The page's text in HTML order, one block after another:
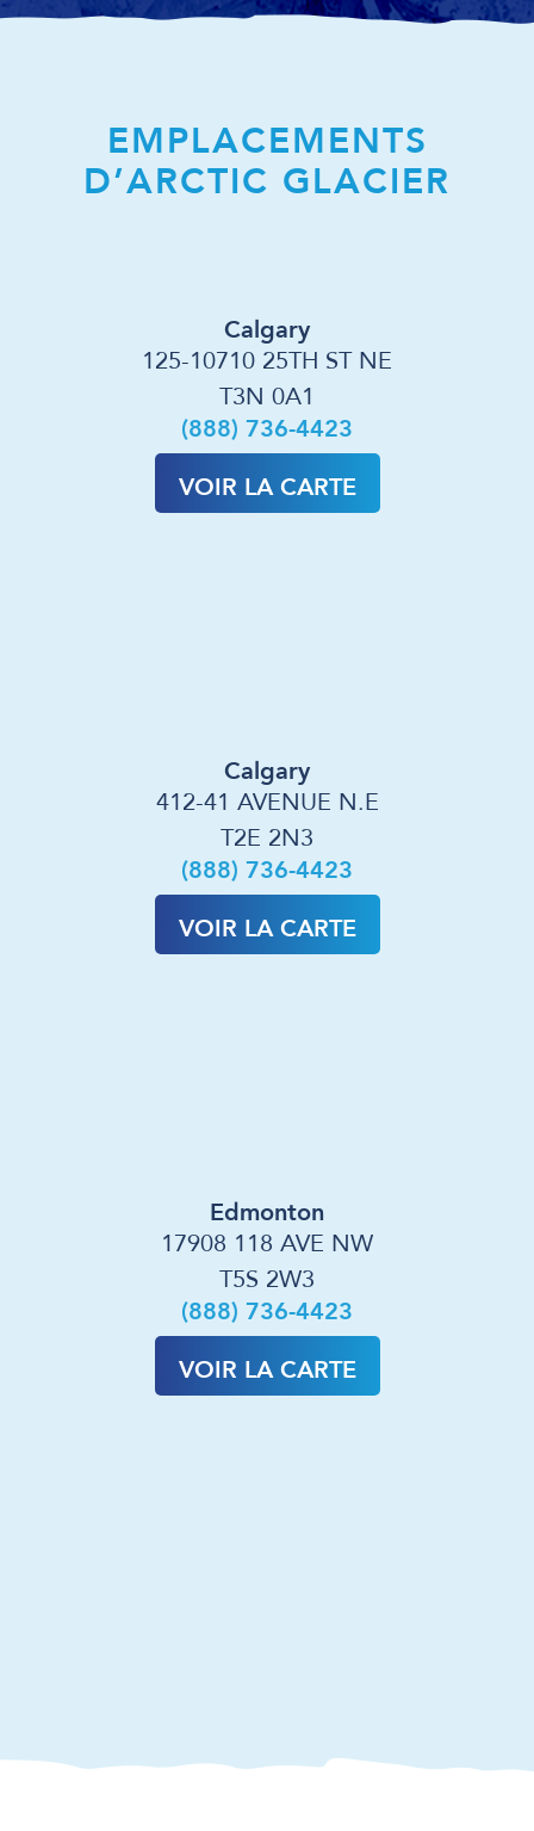
EMPLACEMENTS
D’ARCTIC GLACIER
Calgary
125-10710 25TH ST NE
T3N 0A1
(888) 736-4423
VOIR LA CARTE
Calgary
412-41 AVENUE N.E
T2E 2N3
(888) 736-4423
VOIR LA CARTE
Edmonton
17908 118 AVE NW
T5S 2W3
(888) 736-4423
VOIR LA CARTE